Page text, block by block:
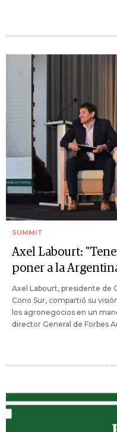
SUMMIT
Axel Labourt:
poner a la
Axel Labourt, presidente de
Cono Sur, compartió su
los agronegocios en un
director General de Forbes